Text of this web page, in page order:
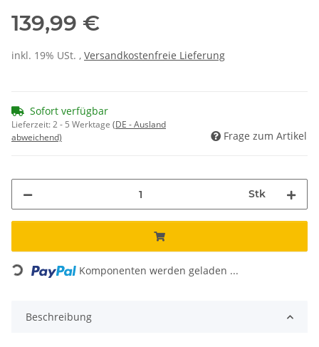
139,99 €
inkl. 19% USt. , Versandkostenfreie Lieferung
Sofort verfügbar
Lieferzeit:2 - 5 Werktage (DE - Ausland
abweichend)
Frage zum Artikel
Stk
Loading... Komponenten werden geladen ...
Beschreibung